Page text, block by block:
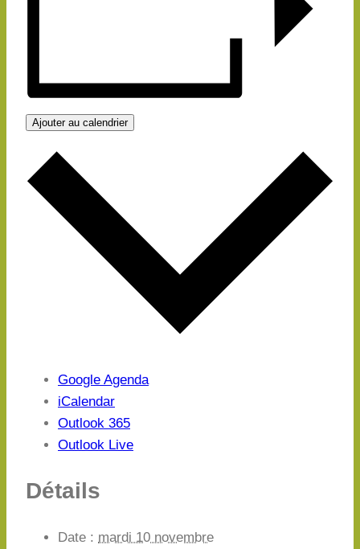
Ajouter au calendrier
Google Agenda
iCalendar
Outlook 365
Outlook Live
Détails
Date : mardi 10 novembre